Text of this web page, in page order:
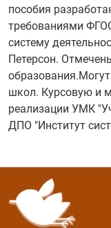
пособия
требованиями
систему
Петерсон.
школ. Курсовую и
реализации УМК
ДПО "Институт